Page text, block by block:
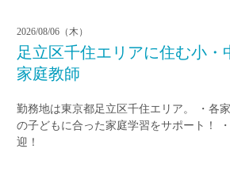
2026/08/06（木）
足立区千住エリアに住む小・
家庭教師
勤務地は東京都足立区千住エリア。 ・各
の子どもに合った家庭学習をサポート！
迎！